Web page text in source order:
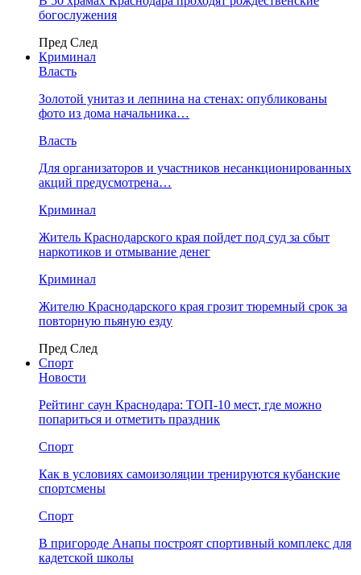
богослужения
Пред След
Криминал
Власть
​Золотой унитаз и лепнина на стенах: опубликованы
фото из дома начальника…
Власть
Для организаторов и участников несанкционированных
акций предусмотрена…
Криминал
Житель Краснодарского края пойдет под суд за сбыт
наркотиков и отмывание денег
Криминал
Жителю Краснодарского края грозит тюремный срок за
повторную пьяную езду
Пред След
Спорт
Новости
Рейтинг саун Краснодара: ТОП-10 мест, где можно
попариться и отметить праздник
Спорт
Как в условиях самоизоляции тренируются кубанские
спортсмены
Спорт
В пригороде Анапы построят спортивный комплекс для
кадетской школы